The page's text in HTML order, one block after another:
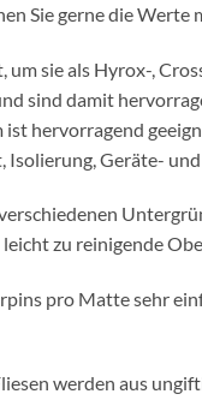
Sie gerne die
sie als Hyrox-,
sind damit
hervorragend
Geräte-
zu reinigende
pro Matte sehr
werden aus